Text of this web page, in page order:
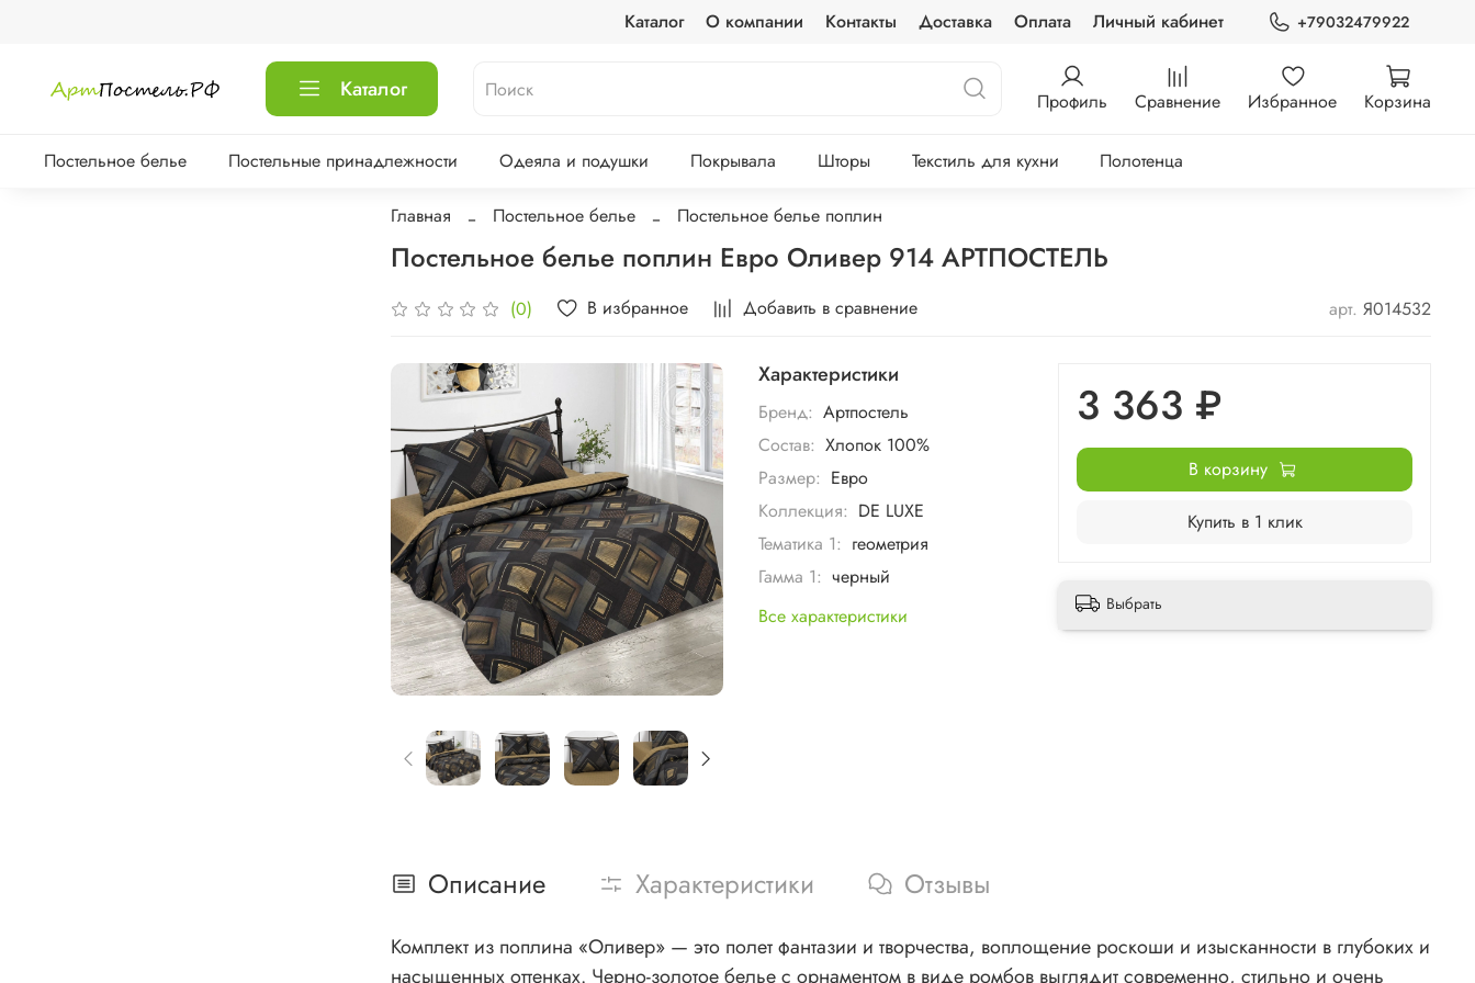
Каталог О компании Контакты Доставка Оплата Личный кабинет +79032479922
Каталог Профиль Сравнение Избранное Корзина
Постельное белье Постельные принадлежности Одеяла и подушки Покрывала Шторы Текстиль для кухни Полотенца
Главная Постельное белье Постельное белье поплин
Постельное белье поплин Евро Оливер 914 АРТПОСТЕЛЬ
(0) В избранное Добавить в сравнение арт. Я014532
Характеристики
Бренд: Артпостель
Состав: Хлопок 100%
Размер: Евро
Коллекция: DE LUXE
Тематика 1: геометрия
Гамма 1: черный
Все характеристики
3 363 ₽
В корзину
Купить в 1 клик
Выбрать
Описание Характеристики Отзывы
Комплект из поплина «Оливер» — это полет фантазии и творчества, воплощение роскоши и изысканности в глубоких и
насыщенных оттенках. Черно-золотое белье с орнаментом в виде ромбов выглядит современно, стильно и очень